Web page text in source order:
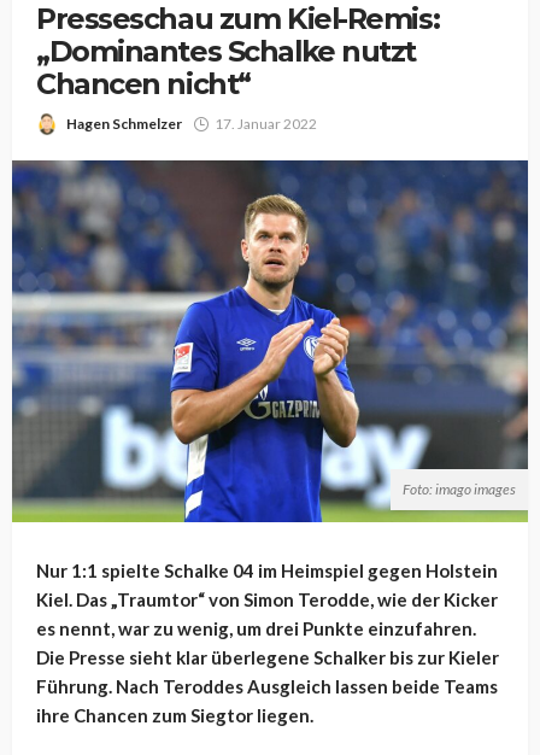
Presseschau zum Kiel-Remis:
„Dominantes Schalke nutzt
Chancen nicht“
Hagen Schmelzer 17. Januar 2022
Foto: imago images
Nur 1:1 spielte Schalke 04 im Heimspiel gegen Holstein
Kiel. Das „Traumtor“ von Simon Terodde, wie der Kicker
es nennt, war zu wenig, um drei Punkte einzufahren.
Die Presse sieht klar überlegene Schalker bis zur Kieler
Führung. Nach Teroddes Ausgleich lassen beide Teams
ihre Chancen zum Siegtor liegen.